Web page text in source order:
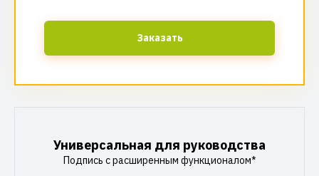
Заказать
Универсальная для руководства
Подпись с расширенным функционалом*